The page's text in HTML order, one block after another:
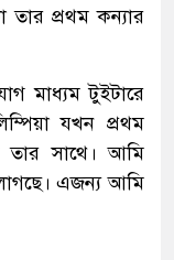
তার প্রথম কন্যার
মাধ্যম টুইটারে
যখন প্রথম
সাথে। আমি
এজন্য আমি